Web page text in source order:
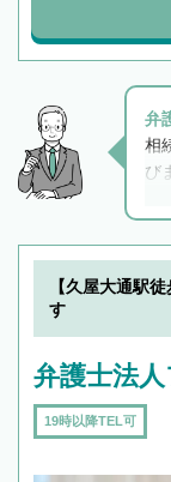
弁
相
び
解
で
で
【久屋大通駅
す
弁護士法
19時以降TEL可